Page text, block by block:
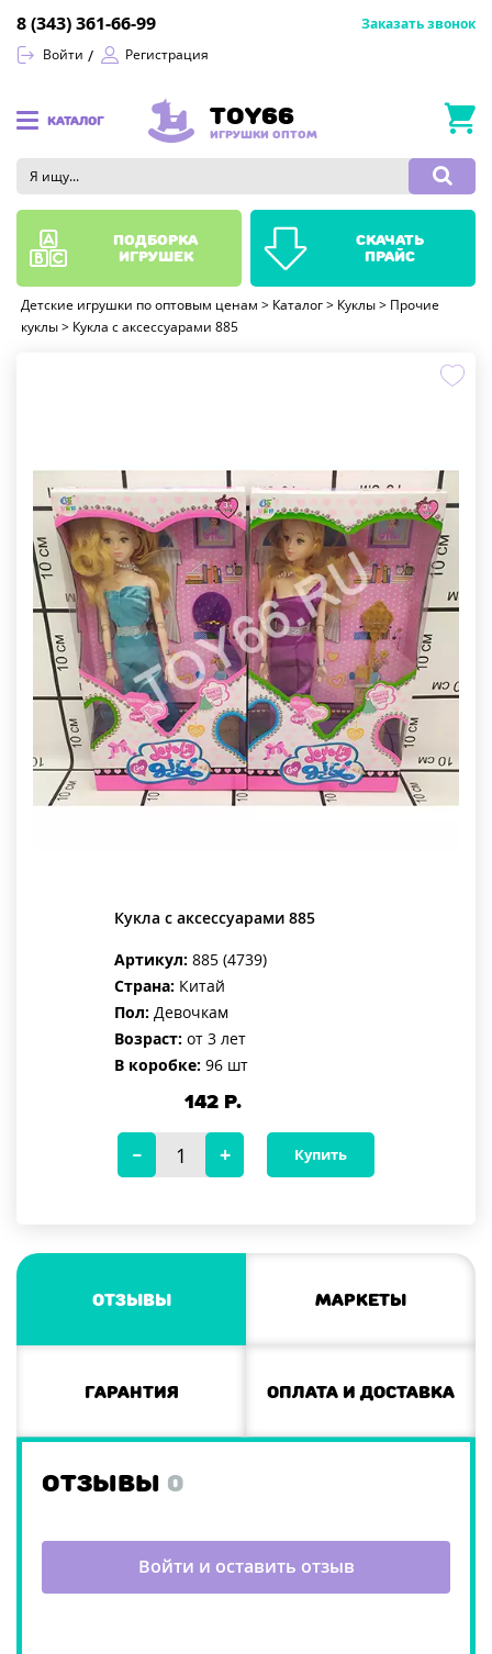
Войти Регистрация
8 (343) 361-66-99 Заказать звонок
КАТАЛОГ TOY66
ИГРУШКИ ОПТОМ
Детские игрушки по оптовым ценам > Каталог > Куклы > Прочие
куклы > Кукла с аксессуарами 885
Кукла с аксессуарами 885
Артикул: 885 (4739)
Страна: Китай
Пол: Девочкам
Возраст: от 3 лет
В коробке: 96 шт
142Р.
Купить
Отзывы Маркеты
Гарантия Оплата и доставка
ОТЗЫВЫ 0
Войти и оставить отзыв
подборка
игрушек
скачать
прайс